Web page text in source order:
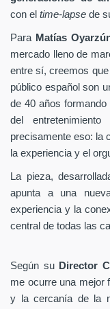
con el time-lapse de
Para Matías
mercado lleno de
entre sí, creemos
público español son
de 40 años formando
del
precisamente eso: la
la experiencia y el
La pieza,
apunta a una
experiencia y la
central de todas las
Según su Director
me ocurre una mejor
y la cercanía de la